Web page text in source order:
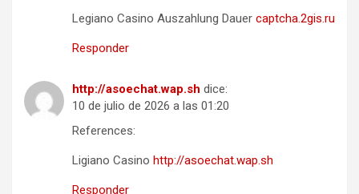
Legiano Casino Auszahlung Dauer captcha.2gis.ru
Responder
http://asoechat.wap.sh dice:
10 de julio de 2026 a las 01:20
References:
Ligiano Casino http://asoechat.wap.sh
Responder